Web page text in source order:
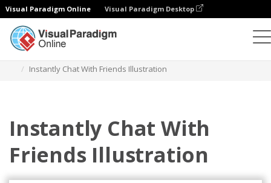
Visual Paradigm Online Visual Paradigm Desktop
Instantly Chat With Friends Illustration
Instantly Chat With
Friends Illustration